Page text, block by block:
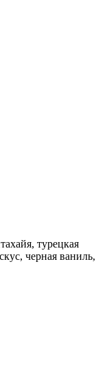
турецкая
черная ваниль,